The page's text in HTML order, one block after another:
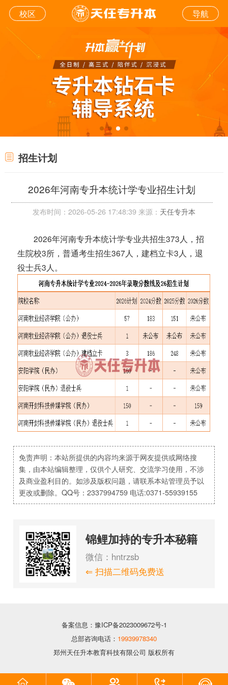
校区 导航
招生计划
2026年河南专升本统计学专业招生计划
发布时间：2026-05-26 17:48:39 来源： 天任专升本
2026年河南专升本统计学专业共招生373人，招
生院校3所，普通考生招生367人，建档立卡3人，退
役士兵3人。
免责声明：本站所提供的内容均来源于网友提供或网络搜
集，由本站编辑整理，仅供个人研究、交流学习使用，不涉
及商业盈利目的。如涉及版权问题，请联系本站管理员予以
更改或删除。QQ号：2337994759 电话:0371-55939155
锦鲤加持的专升本秘籍
微信：hntrzsb
⇐ 扫描二维码免费送
备案信息：豫ICP备2023009672号-1
总部咨询电话： 19939978340
郑州天任升本教育科技有限公司 版权所有